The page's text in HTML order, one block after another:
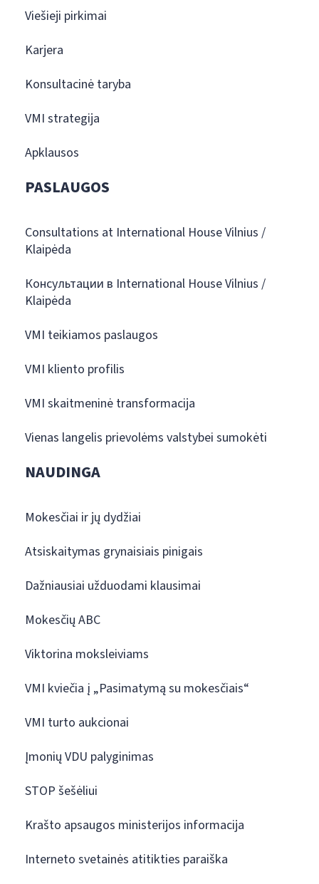
Viešieji pirkimai
Karjera
Konsultacinė taryba
VMI strategija
Apklausos
PASLAUGOS
Consultations at International House Vilnius /
Klaipėda
Консультации в International House Vilnius /
Klaipėda
VMI teikiamos paslaugos
VMI kliento profilis
VMI skaitmeninė transformacija
Vienas langelis prievolėms valstybei sumokėti
NAUDINGA
Mokesčiai ir jų dydžiai
Atsiskaitymas grynaisiais pinigais
Dažniausiai užduodami klausimai
Mokesčių ABC
Viktorina moksleiviams
VMI kviečia į „Pasimatymą su mokesčiais“
VMI turto aukcionai
Įmonių VDU palyginimas
STOP šešėliui
Krašto apsaugos ministerijos informacija
Interneto svetainės atitikties paraiška